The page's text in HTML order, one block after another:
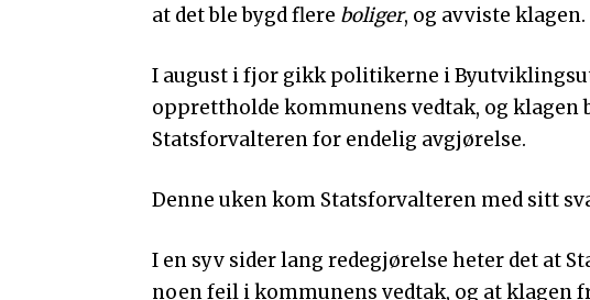
at det ble bygd flere boliger, og avviste klagen.
I august i fjor gikk politikerne i
opprettholde kommunens vedtak, og klagen
Statsforvalteren for endelig avgjørelse.
Denne uken kom Statsforvalteren med sitt
I en syv sider lang redegjørelse heter det at
noen feil i kommunens vedtak, og at klagen